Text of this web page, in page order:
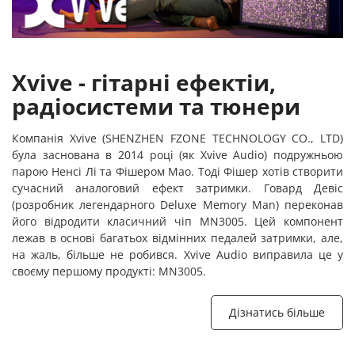
Xvive - гітарні ефектіи,
радіосистеми та тюнери
Компанія Xvive (SHENZHEN FZONE TECHNOLOGY CO., LTD)
була заснована в 2014 році (як Xvive Audio) подружньою
парою Ненсі Лі та Фішером Мао. Тоді Фішер хотів створити
сучасний аналоговий ефект затримки. Говард Девіс
(розробник легендарного Deluxe Memory Man) переконав
його відродити класичний чіп MN3005. Цей компонент
лежав в основі багатьох відмінних педалей затримки, але,
на жаль, більше не робився. Xvive Audio виправила це у
своєму першому продукті: MN3005.
Дізнатись більше